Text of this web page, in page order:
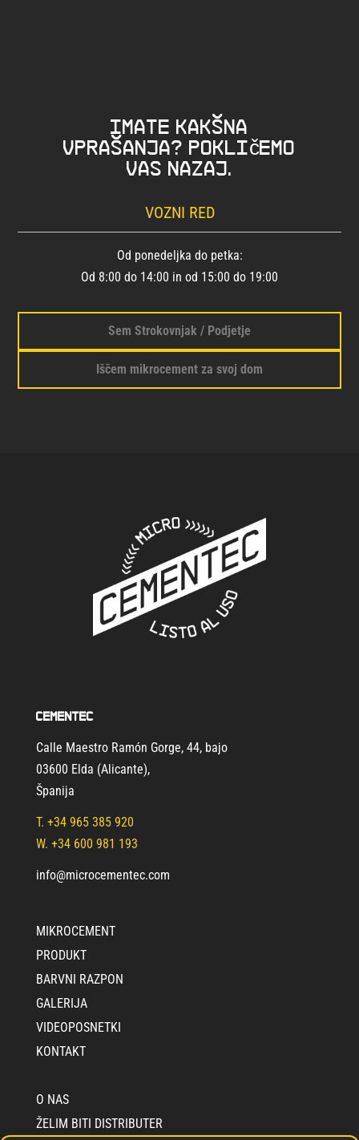
Imate kakšna
vprašanja? Pokličemo
vas nazaj.
VOZNI RED
Od ponedeljka do petka:
Od 8:00 do 14:00 in od 15:00 do 19:00
Sem Strokovnjak / Podjetje
Iščem mikrocement za svoj dom
Cementec
Calle Maestro Ramón Gorge, 44, bajo
03600 Elda (Alicante),
Španija
T. +34 965 385 920
W. +34 600 981 193
info@microcementec.com
MIKROCEMENT
PRODUKT
BARVNI RAZPON
GALERIJA
VIDEOPOSNETKI
KONTAKT
O NAS
ŽELIM BITI DISTRIBUTER